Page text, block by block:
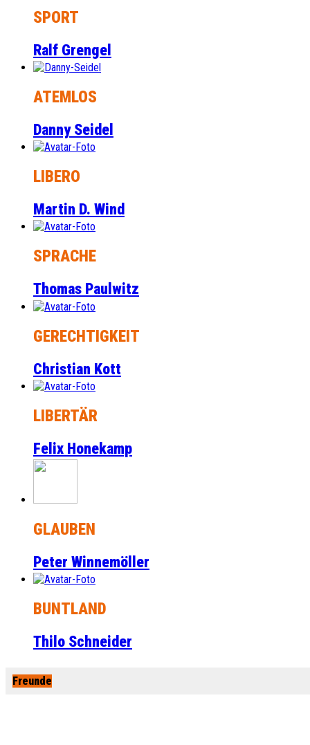
SPORT
Ralf Grengel
ATEMLOS
Danny Seidel
LIBERO
Martin D. Wind
SPRACHE
Thomas Paulwitz
GERECHTIGKEIT
Christian Kott
LIBERTÄR
Felix Honekamp
GLAUBEN
Peter Winnemöller
BUNTLAND
Thilo Schneider
Freunde